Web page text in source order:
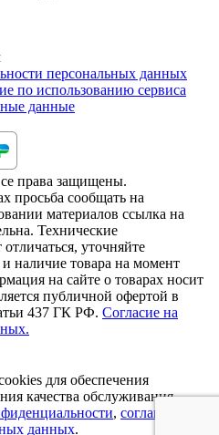
персональных данных
по использованию сервиса
данные
права защищены.
просьба сообщать на
материалов ссылка на
Технические
уточняйте
наличие товара на момент
на сайте о товарах носит
публичной офертой в
437 ГК РФ. Согласие на
для обеспечения
качества обслуживания.
, соглашении
данных.